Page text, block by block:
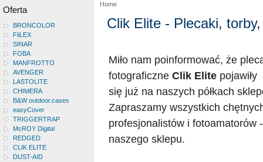
Oferta
BRONCOLOR
FiiLEX
SINAR
FOBA
MANFROTTO
AVENGER
LASTOLITE
CHIMERA
B&W outdoor.cases
easyCover
TRIGGERTRAP
McROY Digital
REDGED
CLIK ELITE
DUST-AID
Home
Clik Elite - Plecaki,
Miło nam poinformować, że
fotograficzne Clik Elite pojawiły
się już na naszych półkach
Zapraszamy wszystkich
profesjonalistów i fotoamatorów
naszego sklepu.